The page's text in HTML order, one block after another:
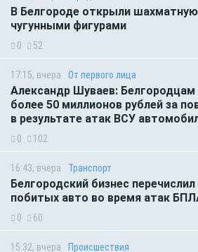
В Белгороде открыли
чугунными фигурами
0 52
17:15, вчера От первого лица
Александр Шуваев: Белгородцам
более 50 миллионов рублей за
в результате атак ВСУ
0 102
16:43, вчера Транспорт
Белгородский бизнес
побитых авто во время атак
0 60
15:32, вчера Происшествия